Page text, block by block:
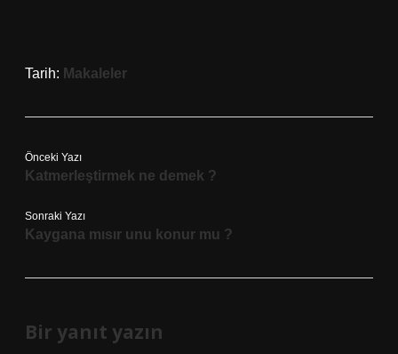
Tarih: Makaleler
Önceki Yazı
Katmerleştirmek ne demek ?
Sonraki Yazı
Kaygana mısır unu konur mu ?
Bir yanıt yazın